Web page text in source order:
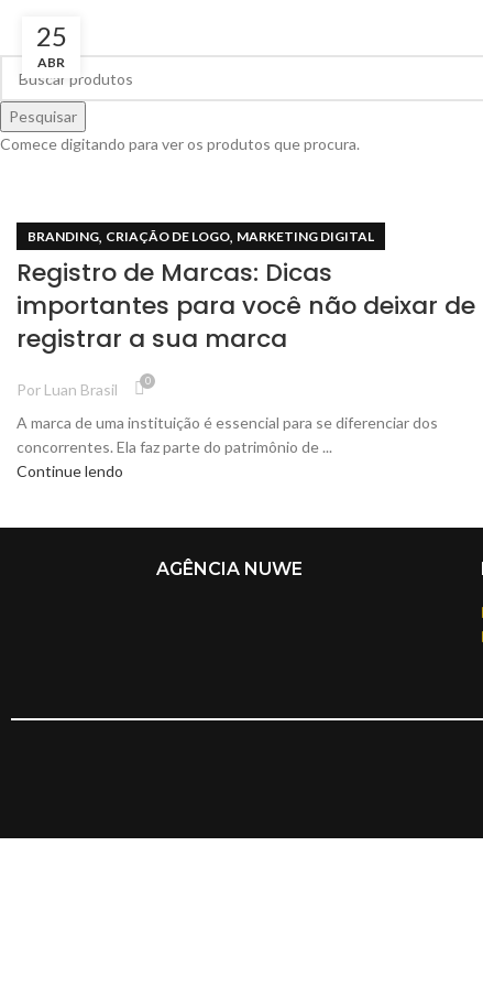
25
ABR
BRANDING, CRIAÇÃO DE LOGO, MARKETING DIGITAL
Registro de Marcas: Dicas
importantes para você não deixar de
registrar a sua marca
Por Luan Brasil 0
A marca de uma instituição é essencial para se diferenciar dos
concorrentes. Ela faz parte do patrimônio de ...
Continue lendo
AGÊNCIA NUWE
Pesquisar
Comece digitando para ver os produtos que procura.